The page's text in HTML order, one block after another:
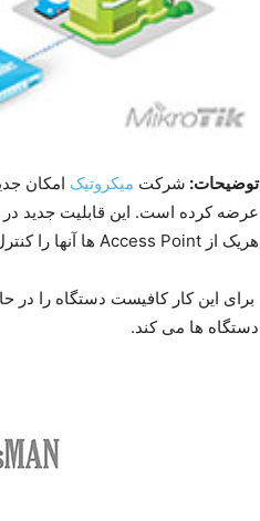
توضیحات: شرکت میکروتیک
هریک از Access Point ها آنها را کنترل نمایید.
دستگاه ها می کند.